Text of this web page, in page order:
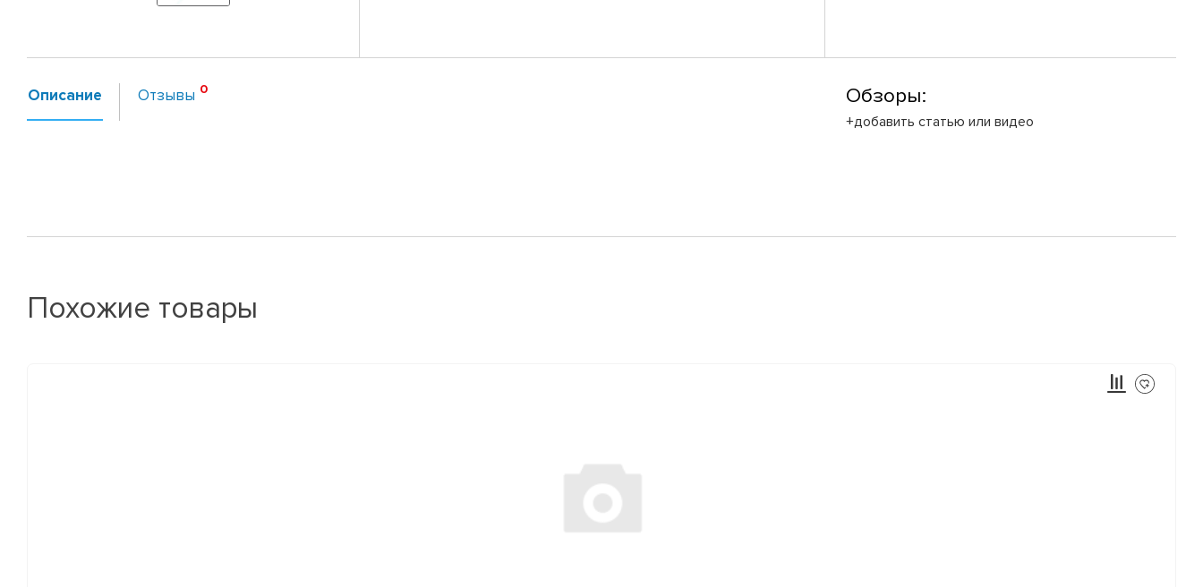
Описание Отзывы Обзоры:
+добавить статью или видео
Похожие товары